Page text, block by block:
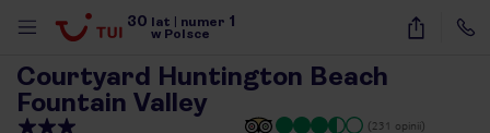
30 lat numer 1
w Polsce
40
Courtyard Huntington Beach
Fountain Valley
(231 opinii)